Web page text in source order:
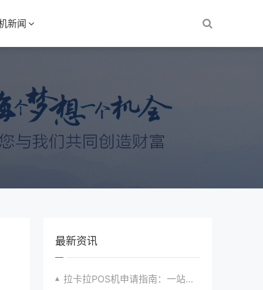
新闻
最新资讯
拉卡拉POS机申请指南：一站式解决商户支付升级、智能化与创新需求